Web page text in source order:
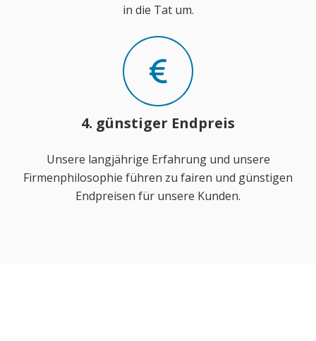
in die Tat um.
4. günstiger Endpreis
Unsere langjährige Erfahrung und unsere
Firmenphilosophie führen zu fairen und günstigen
Endpreisen für unsere Kunden.